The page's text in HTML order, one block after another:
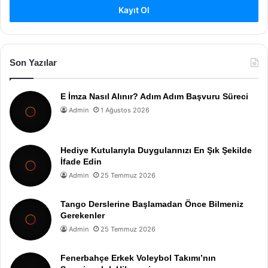
Kayıt Ol
Son Yazılar
E İmza Nasıl Alınır? Adım Adım Başvuru Süreci
Admin 1 Ağustos 2026
Hediye Kutularıyla Duygularınızı En Şık Şekilde
İfade Edin
Admin 25 Temmuz 2026
Tango Derslerine Başlamadan Önce Bilmeniz
Gerekenler
Admin 25 Temmuz 2026
Fenerbahçe Erkek Voleybol Takımı’nın